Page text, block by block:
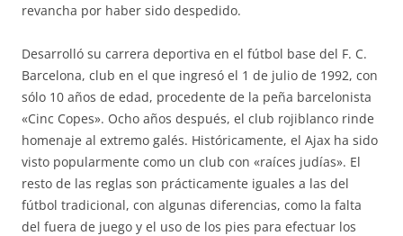
revancha por haber sido despedido.
Desarrolló su carrera deportiva en el fútbol base del F. C.
Barcelona, club en el que ingresó el 1 de julio de 1992, con
sólo 10 años de edad, procedente de la peña barcelonista
«Cinc Copes». Ocho años después, el club rojiblanco rinde
homenaje al extremo galés. Históricamente, el Ajax ha sido
visto popularmente como un club con «raíces judías». El
resto de las reglas son prácticamente iguales a las del
fútbol tradicional, con algunas diferencias, como la falta
del fuera de juego y el uso de los pies para efectuar los